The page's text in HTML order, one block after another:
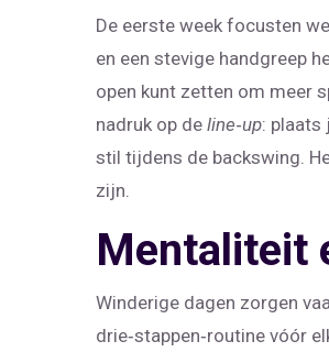
De eerste week focusten
en een stevige handgreep
open kunt zetten om meer
nadruk op de line‑up: plaats
stil tijdens de backswing.
zijn.
Mentaliteit
Winderige dagen zorgen
drie‑stappen‑routine vóór